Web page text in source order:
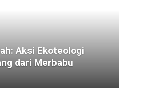
Aksi Ekoteologi
dari Merbabu